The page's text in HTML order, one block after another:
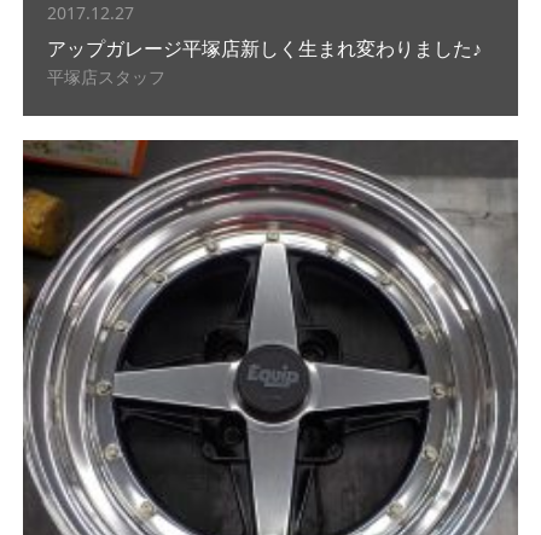
2017.12.27
アップガレージ平塚店新しく生まれ変わりました♪
平塚店スタッフ